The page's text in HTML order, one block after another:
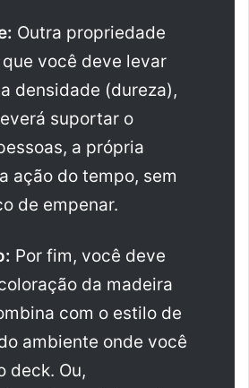
Outra propriedade
você deve levar
densidade (dureza),
suportar o
a própria
ação do tempo, sem
de empenar.
Por fim, você deve
da madeira
com o estilo de
ambiente onde você
deck. Ou,